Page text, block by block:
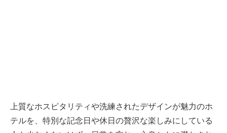
上質なホスピタリティや洗練されたデザインが魅力のホ
テルを、特別な記念日や休日の贅沢な楽しみにしている